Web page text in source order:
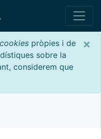
×
cookies pròpies i de
sobre la
considerem que